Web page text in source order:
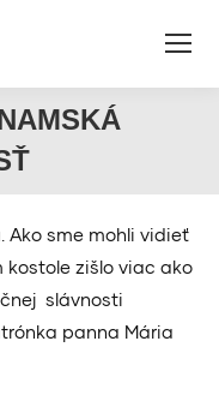
Ako sme mohli vidieť
kostole zišlo viac ako
slávnosti
panna Mária